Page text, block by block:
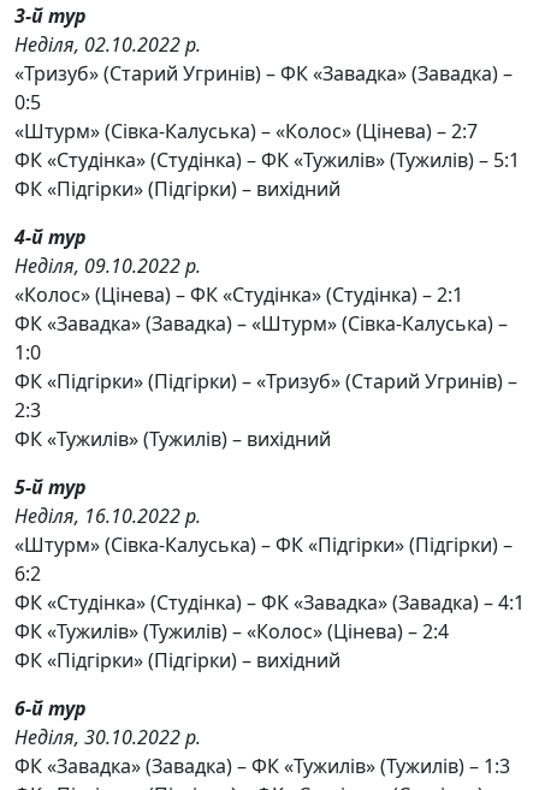
3-й тур
Неділя, 02.10.2022 р.
«Тризуб» (Старий Угринів) – ФК «Завадка» (Завадка) –
0:5
«Штурм» (Сівка-Калуська) – «Колос» (Цінева) – 2:7
ФК «Студінка» (Студінка) – ФК «Тужилів» (Тужилів) – 5:1
ФК «Підгірки» (Підгірки) – вихідний
4-й тур
Неділя, 09.10.2022 р.
«Колос» (Цінева) – ФК «Студінка» (Студінка) – 2:1
ФК «Завадка» (Завадка) – «Штурм» (Сівка-Калуська) –
1:0
ФК «Підгірки» (Підгірки) – «Тризуб» (Старий Угринів) –
2:3
ФК «Тужилів» (Тужилів) – вихідний
5-й тур
Неділя, 16.10.2022 р.
«Штурм» (Сівка-Калуська) – ФК «Підгірки» (Підгірки) –
6:2
ФК «Студінка» (Студінка) – ФК «Завадка» (Завадка) – 4:1
ФК «Тужилів» (Тужилів) – «Колос» (Цінева) – 2:4
ФК «Підгірки» (Підгірки) – вихідний
6-й тур
Неділя, 30.10.2022 р.
ФК «Завадка» (Завадка) – ФК «Тужилів» (Тужилів) – 1:3